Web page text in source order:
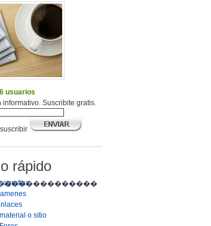
usuarios
Suscribite gratis.
rápido
o sitio